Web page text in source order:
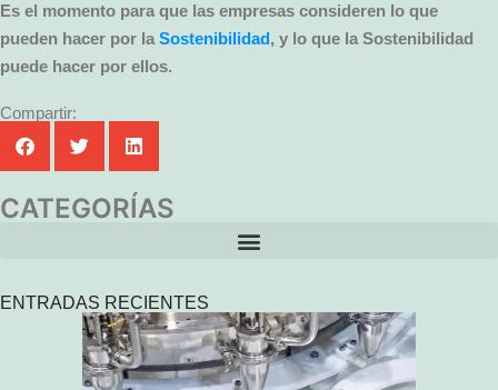
Es el momento para que las empresas consideren lo que
pueden hacer por la Sostenibilidad, y lo que la Sostenibilidad
puede hacer por ellos.
Compartir:
CATEGORÍAS
ENTRADAS RECIENTES